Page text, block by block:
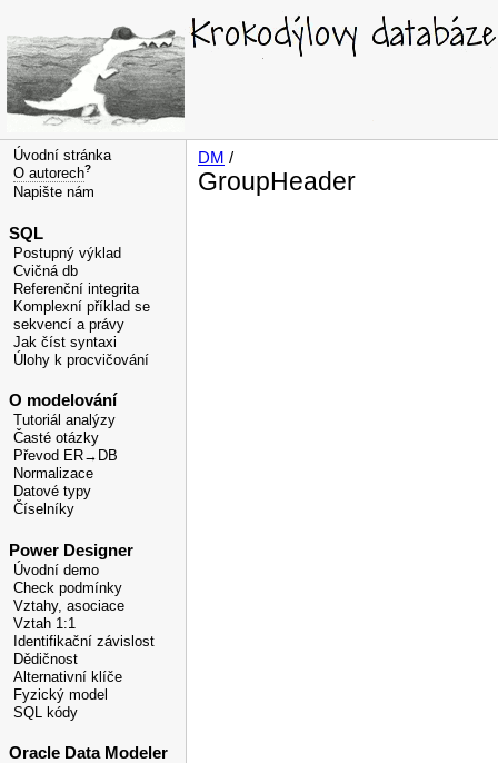
Úvodní stránka
O autorech?
Napište nám
SQL
Postupný výklad
Cvičná db
Referenční integrita
Komplexní příklad se
sekvencí a právy
Jak číst syntaxi
Úlohy k procvičování
O modelování
Tutoriál analýzy
Časté otázky
Převod ER→DB
Normalizace
Datové typy
Číselníky
Power Designer
Úvodní demo
Check podmínky
Vztahy, asociace
Vztah 1:1
Identifikační závislost
Dědičnost
Alternativní klíče
Fyzický model
SQL kódy
Oracle Data Modeler
DM /
GroupHeader